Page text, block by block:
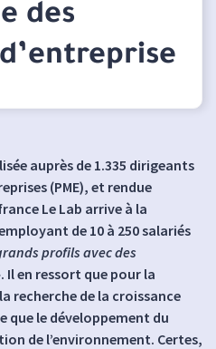
des
auprès de 1.335 dirigeants
(PME), et rendue
Le Lab arrive à la
de 10 à 250 salariés
profils avec des
. Il en ressort que pour la
recherche de la croissance
que le développement du
de l’environnement. Certes,